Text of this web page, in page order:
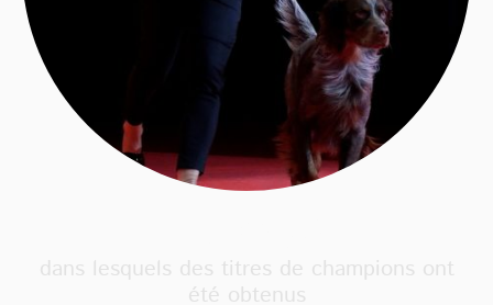
dans lesquels des titres de champions ont
été obtenus